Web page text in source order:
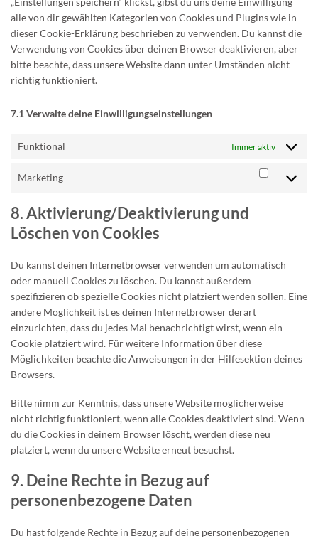
alle von dir gewählten Kategorien von Cookies und Plugins wie in
dieser Cookie-Erklärung beschrieben zu verwenden. Du kannst die
Verwendung von Cookies über deinen Browser deaktivieren, aber
bitte beachte, dass unsere Website dann unter Umständen nicht
richtig funktioniert.
7.1 Verwalte deine Einwilligungseinstellungen
Funktional Immer aktiv
Marketing Marketing
8. Aktivierung/Deaktivierung und
Löschen von Cookies
Du kannst deinen Internetbrowser verwenden um automatisch
oder manuell Cookies zu löschen. Du kannst außerdem
spezifizieren ob spezielle Cookies nicht platziert werden sollen. Eine
andere Möglichkeit ist es deinen Internetbrowser derart
einzurichten, dass du jedes Mal benachrichtigt wirst, wenn ein
Cookie platziert wird. Für weitere Information über diese
Möglichkeiten beachte die Anweisungen in der Hilfesektion deines
Browsers.
Bitte nimm zur Kenntnis, dass unsere Website möglicherweise
nicht richtig funktioniert, wenn alle Cookies deaktiviert sind. Wenn
du die Cookies in deinem Browser löscht, werden diese neu
platziert, wenn du unsere Website erneut besuchst.
9. Deine Rechte in Bezug auf
personenbezogene Daten
Du hast folgende Rechte in Bezug auf deine personenbezogenen